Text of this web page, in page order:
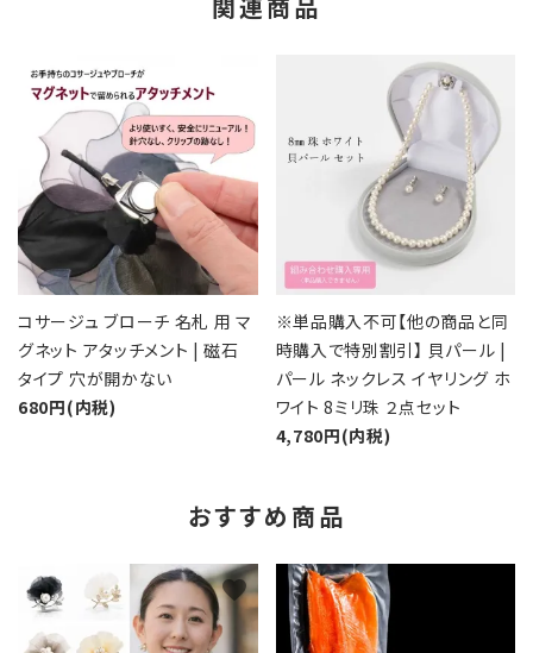
関連商品
コサージュ ブローチ 名札 用 マ
グネット アタッチメント | 磁石
タイプ 穴が開かない
680円(内税)
※単品購入不可【他の商品と同
時購入で特別割引】 貝パール |
パール ネックレス イヤリング ホ
ワイト 8ミリ珠 ２点セット
4,780円(内税)
おすすめ商品
favorite